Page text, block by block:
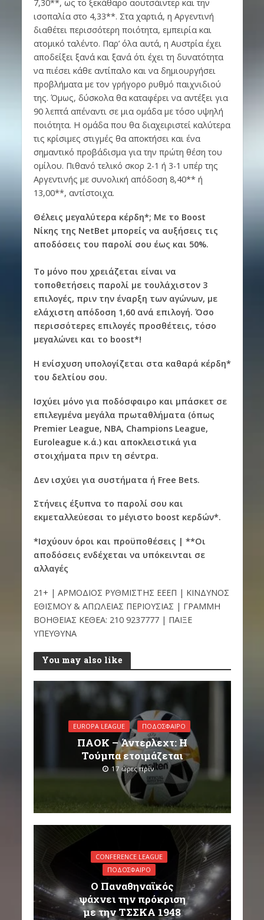
7,30**, ως το ξεκάθαρο αουτσάιντερ και την
ισοπαλία στο 4,33**. Στα χαρτιά, η Αργεντινή
διαθέτει περισσότερη ποιότητα, εμπειρία και
ατομικό ταλέντο. Παρ’ όλα αυτά, η Αυστρία έχει
αποδείξει ξανά και ξανά ότι έχει τη δυνατότητα
να πιέσει κάθε αντίπαλο και να δημιουργήσει
προβλήματα με τον γρήγορο ρυθμό παιχνιδιού
της. Όμως, δύσκολα θα καταφέρει να αντέξει για
90 λεπτά απέναντι σε μια ομάδα με τόσο υψηλή
ποιότητα. Η ομάδα που θα διαχειριστεί καλύτερα
τις κρίσιμες στιγμές θα αποκτήσει και ένα
σημαντικό προβάδισμα για την πρώτη θέση του
ομίλου. Πιθανό τελικό σκορ 2-1 ή 3-1 υπέρ της
Αργεντινής με συνολική απόδοση 8,40** ή
13,00**, αντίστοιχα.
Θέλεις μεγαλύτερα κέρδη*; Με το Boost
Νίκης της NetBet μπορείς να αυξήσεις τις
αποδόσεις του παρολί σου έως και 50%.
Το μόνο που χρειάζεται είναι να
τοποθετήσεις παρολί με τουλάχιστον 3
επιλογές, πριν την έναρξη των αγώνων, με
ελάχιστη απόδοση 1,60 ανά επιλογή. Όσο
περισσότερες επιλογές προσθέτεις, τόσο
μεγαλώνει και το boost*!
Η ενίσχυση υπολογίζεται στα καθαρά κέρδη*
του δελτίου σου.
Ισχύει μόνο για ποδόσφαιρο και μπάσκετ σε
επιλεγμένα μεγάλα πρωταθλήματα (όπως
Premier League, NBA, Champions League,
Euroleague κ.ά.) και αποκλειστικά για
στοιχήματα πριν τη σέντρα.
Δεν ισχύει για συστήματα ή Free Bets.
Στήνεις έξυπνα το παρολί σου και
εκμεταλλεύεσαι το μέγιστο boost κερδών*.
*Ισχύουν όροι και προϋποθέσεις | **Οι
αποδόσεις ενδέχεται να υπόκεινται σε
αλλαγές
21+ | ΑΡΜΟΔΙΟΣ ΡΥΘΜΙΣΤΗΣ ΕΕΕΠ | ΚΙΝΔΥΝΟΣ
ΕΘΙΣΜΟΥ & ΑΠΩΛΕΙΑΣ ΠΕΡΙΟΥΣΙΑΣ | ΓΡΑΜΜΗ
ΒΟΗΘΕΙΑΣ ΚΕΘΕΑ: 210 9237777 | ΠΑΙΞΕ
ΥΠΕΥΘΥΝΑ
You may also like
EUROPA LEAGUE ΠΟΔΌΣΦΑΙΡΟ
ΠΑΟΚ – Άντερλεχτ: Η
Τούμπα ετοιμάζεται
17 ώρες πρίν
CONFERENCE LEAGUE
ΠΟΔΌΣΦΑΙΡΟ
Ο Παναθηναϊκός
ψάχνει την πρόκριση
με την ΤΣΣΚΑ 1948